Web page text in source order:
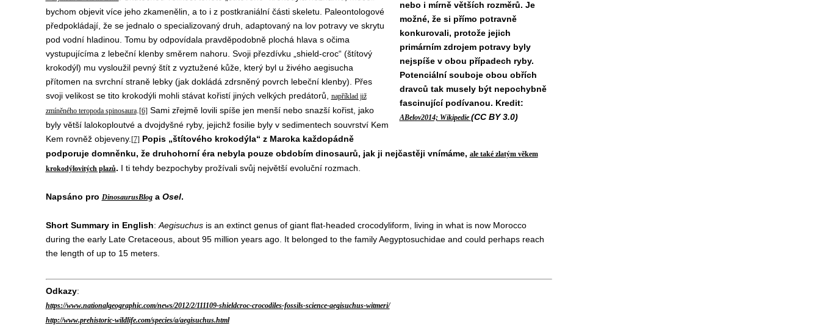
nebo i mírně větších rozměrů. Je
možné, že si přímo potravně
konkurovali, protože jejich
primárním zdrojem potravy byly
nejspíše v obou případech ryby.
Potenciální souboje obou obřích
dravců tak musely být nepochybně
fascinující podívanou. Kredit:
ABelov2014; Wikipedie (CC BY 3.0)
bychom objevit více jeho zkamenělin, a to i z postkraniální části skeletu. Paleontologové
předpokládají, že se jednalo o specializovaný druh, adaptovaný na lov potravy ve skrytu
pod vodní hladinou. Tomu by odpovídala pravděpodobně plochá hlava s očima
vystupujícíma z lebeční klenby směrem nahoru. Svoji přezdívku „shield-croc“ (štítový
krokodýl) mu vysloužil pevný štít z vyztužené kůže, který byl u živého aegisucha
přítomen na svrchní straně lebky (jak dokládá zdrsněný povrch lebeční klenby). Přes
svoji velikost se tito krokodýli mohli stávat kořistí jiných velkých predátorů,
například již
zmíněného teropoda spinosaura. [6]Sami zřejmě lovili spíše jen menší nebo snazší kořist, jako
byly větší lalokoploutvé a dvojdyšné ryby, jejichž fosilie byly v sedimentech souvrství Kem
Kem rovněž objeveny. [7] Popis „štítového krokodýla“ z Maroka každopádně
podporuje domněnku, že druhohorní éra nebyla pouze obdobím dinosaurů, jak ji nejčastěji vnímáme, ale také zlatým věkem
krokodýlovitých plazů. I ti tehdy bezpochyby prožívali svůj největší evoluční rozmach.
Napsáno pro DinosaurusBloga Osel.
Short Summary in English: Aegisuchusis an extinct genus of giant flat-headed crocodyliform, living in what is now Morocco
during the early Late Cretaceous, about 95 million years ago. It belonged to the family Aegyptosuchidae and could perhaps reach
the length of up to 15 meters.
Odkazy:
https://www.nationalgeographic.com/news/2012/2/111109-shieldcroc-crocodiles-fossils-science-aegisuchus-witmeri/
http://www.prehistoric-wildlife.com/species/a/aegisuchus.html